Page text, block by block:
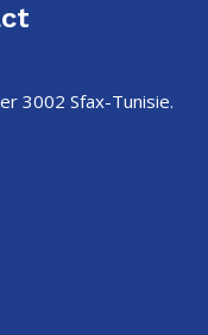
3002 Sfax-Tunisie.